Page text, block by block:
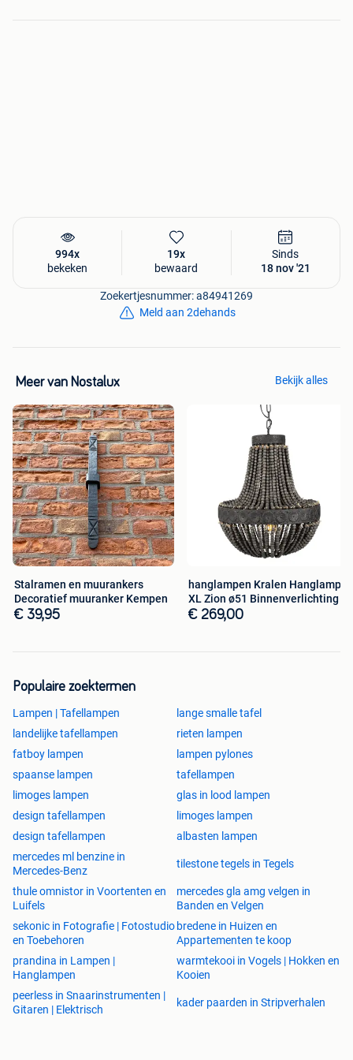
994x
bekeken
19x
bewaard
Sinds
18 nov '21
Zoekertjesnummer: a84941269
Meld aan 2dehands
Meer van Nostalux Bekijk alles
Stalramen en muurankers
Decoratief muuranker Kempen
€ 39,95
hanglampen Kralen Hanglamp
XL Zion ø51 Binnenverlichting
€ 269,00
Populaire zoektermen
Lampen | Tafellampen
lange smalle tafel
landelijke tafellampen
rieten lampen
fatboy lampen
lampen pylones
spaanse lampen
tafellampen
limoges lampen
glas in lood lampen
design tafellampen
limoges lampen
design tafellampen
albasten lampen
mercedes ml benzine in
Mercedes-Benz
tilestone tegels in Tegels
thule omnistor in Voortenten en
Luifels
mercedes gla amg velgen in
Banden en Velgen
sekonic in Fotografie | Fotostudio
en Toebehoren
bredene in Huizen en
Appartementen te koop
prandina in Lampen |
Hanglampen
warmtekooi in Vogels | Hokken en
Kooien
peerless in Snaarinstrumenten |
Gitaren | Elektrisch
kader paarden in Stripverhalen